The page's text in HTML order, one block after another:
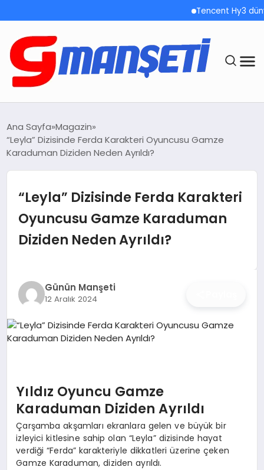
Tencent Hy3
DEMOLAR
TEKNOLOJI
OYUN
ANA DEMO
TEKNOLOJI
KRIPTO PARA
GEZI & SEYAHAT
OYUN
Ana Sayfa Magazin
“Leyla” Dizisinde Ferda Karakteri Oyuncusu Gamze
Karaduman Diziden Neden Ayrıldı?
“Leyla” Dizisinde Ferda Karakteri
Oyuncusu Gamze Karaduman
Diziden Neden Ayrıldı?
Günün Manşeti
12 Aralık 2024
Yıldız Oyuncu Gamze
Karaduman Diziden Ayrıldı
Çarşamba akşamları ekranlara gelen ve büyük bir
izleyici kitlesine sahip olan “Leyla” dizisinde hayat
verdiği “Ferda” karakteriyle dikkatleri üzerine çeken
Gamze Karaduman, diziden ayrıldı.